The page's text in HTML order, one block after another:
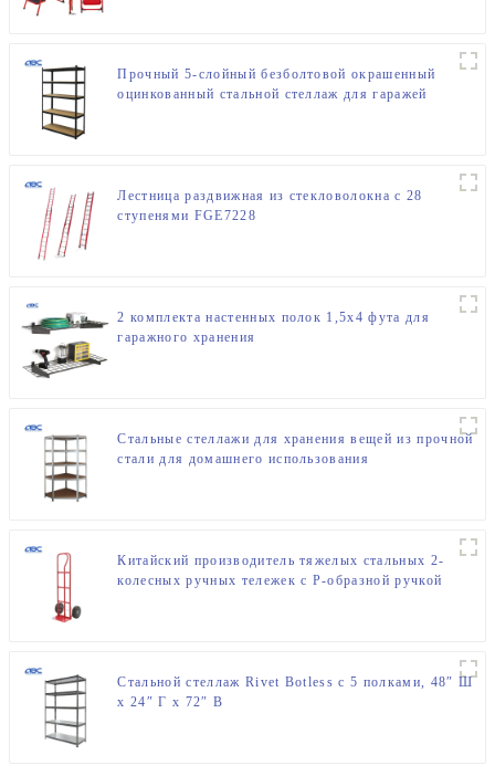
Прочный 5-слойный безболтовой окрашенный
оцинкованный стальной стеллаж для гаражей
Лестница раздвижная из стекловолокна с 28
ступенями FGE7228
2 комплекта настенных полок 1,5x4 фута для
гаражного хранения
Стальные стеллажи для хранения вещей из прочной
стали для домашнего использования
Китайский производитель тяжелых стальных 2-
колесных ручных тележек с P-образной ручкой
Стальной стеллаж Rivet Botless с 5 полками, 48″ Ш
x 24″ Г x 72″ В